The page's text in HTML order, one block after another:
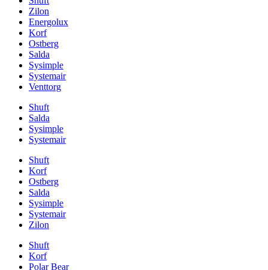
Zilon
Energolux
Korf
Ostberg
Salda
Sysimple
Systemair
Venttorg
Shuft
Salda
Sysimple
Systemair
Shuft
Korf
Ostberg
Salda
Sysimple
Systemair
Zilon
Shuft
Korf
Polar Bear